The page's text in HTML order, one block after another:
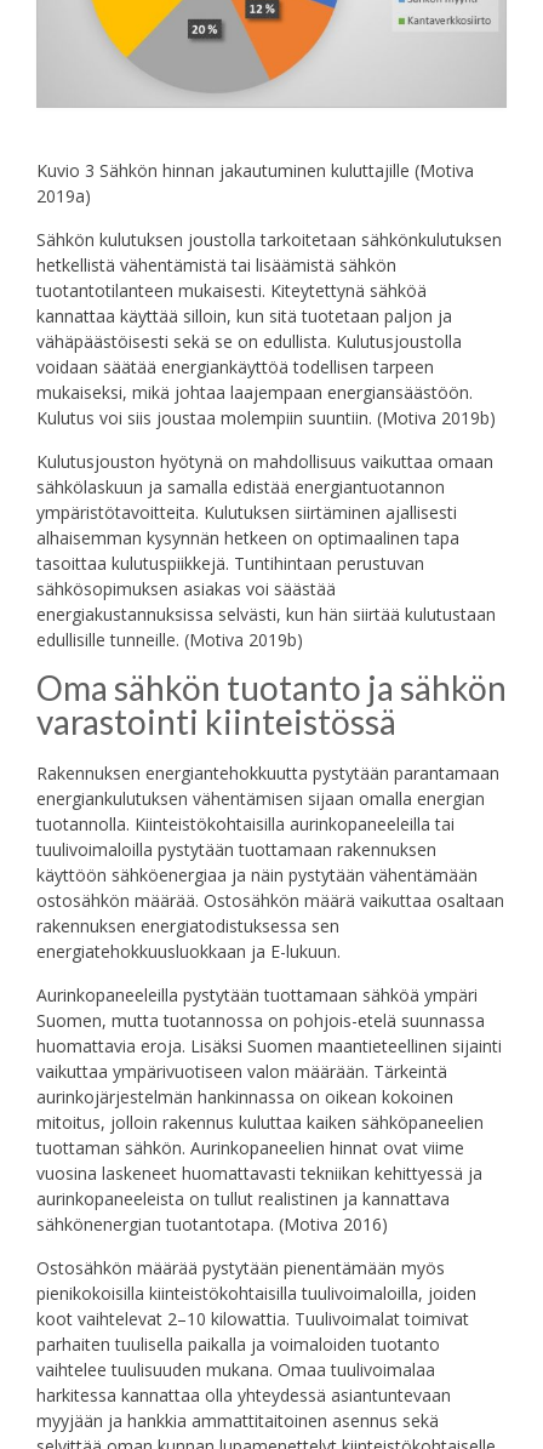
Kuvio 3 Sähkön hinnan jakautuminen kuluttajille (Motiva
2019a)
Sähkön kulutuksen joustolla tarkoitetaan sähkönkulutuksen
hetkellistä vähentämistä tai lisäämistä sähkön
tuotantotilanteen mukaisesti. Kiteytettynä sähköä
kannattaa käyttää silloin, kun sitä tuotetaan paljon ja
vähäpäästöisesti sekä se on edullista. Kulutusjoustolla
voidaan säätää energiankäyttöä todellisen tarpeen
mukaiseksi, mikä johtaa laajempaan energiansäästöön.
Kulutus voi siis joustaa molempiin suuntiin. (Motiva 2019b)
Kulutusjouston hyötynä on mahdollisuus vaikuttaa omaan
sähkölaskuun ja samalla edistää energiantuotannon
ympäristötavoitteita. Kulutuksen siirtäminen ajallisesti
alhaisemman kysynnän hetkeen on optimaalinen tapa
tasoittaa kulutuspiikkejä. Tuntihintaan perustuvan
sähkösopimuksen asiakas voi säästää
energiakustannuksissa selvästi, kun hän siirtää kulutustaan
edullisille tunneille. (Motiva 2019b)
Oma sähkön tuotanto ja sähkön
varastointi kiinteistössä
Rakennuksen energiantehokkuutta pystytään parantamaan
energiankulutuksen vähentämisen sijaan omalla energian
tuotannolla. Kiinteistökohtaisilla aurinkopaneeleilla tai
tuulivoimaloilla pystytään tuottamaan rakennuksen
käyttöön sähköenergiaa ja näin pystytään vähentämään
ostosähkön määrää. Ostosähkön määrä vaikuttaa osaltaan
rakennuksen energiatodistuksessa sen
energiatehokkuusluokkaan ja E-lukuun.
Aurinkopaneeleilla pystytään tuottamaan sähköä ympäri
Suomen, mutta tuotannossa on pohjois-etelä suunnassa
huomattavia eroja. Lisäksi Suomen maantieteellinen sijainti
vaikuttaa ympärivuotiseen valon määrään. Tärkeintä
aurinkojärjestelmän hankinnassa on oikean kokoinen
mitoitus, jolloin rakennus kuluttaa kaiken sähköpaneelien
tuottaman sähkön. Aurinkopaneelien hinnat ovat viime
vuosina laskeneet huomattavasti tekniikan kehittyessä ja
aurinkopaneeleista on tullut realistinen ja kannattava
sähkönenergian tuotantotapa. (Motiva 2016)
Ostosähkön määrää pystytään pienentämään myös
pienikokoisilla kiinteistökohtaisilla tuulivoimaloilla, joiden
koot vaihtelevat 2–10 kilowattia. Tuulivoimalat toimivat
parhaiten tuulisella paikalla ja voimaloiden tuotanto
vaihtelee tuulisuuden mukana. Omaa tuulivoimalaa
harkitessa kannattaa olla yhteydessä asiantuntevaan
myyjään ja hankkia ammattitaitoinen asennus sekä